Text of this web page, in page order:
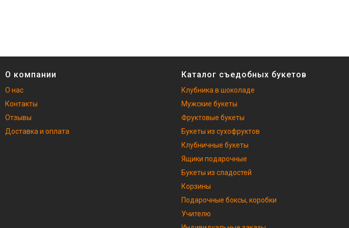
О компании
О нас
Контакты
Отзывы
Доставка и оплата
Каталог съедобных букетов
Клубника в шоколаде
Мужские букеты
Фруктовые букеты
Букеты из сухофруктов
Клубничные букеты
Ящики подарочные
Букеты из сладостей
Корзины
Подарочные боксы, коробки
Учителю